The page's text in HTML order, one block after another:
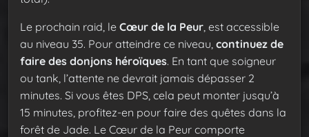
Le prochain raid, le Cœur de la Peur , est accessible
au niveau 35. Pour atteindre ce niveau, continuez de
faire des donjons héroïques. En tant que soigneur
ou tank, l’attente ne devrait jamais dépasser 2
minutes. Si vous êtes DPS, cela peut monter jusqu’à
15 minutes, profitez-en pour faire des quêtes dans la
forêt de Jade. Le Cœur de la Peur comporte